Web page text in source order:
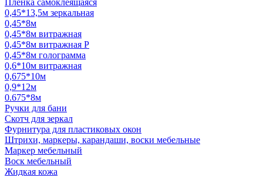
Пленка самоклеящаяся
0,45*13,5м зеркальная
0,45*8м
0,45*8м витражная
0,45*8м витражная Р
0,45*8м голограмма
0,6*10м витражная
0,675*10м
0,9*12м
0.675*8м
Ручки для бани
Скотч для зеркал
Фурнитура для пластиковых окон
Штрихи, маркеры, карандаши, воски мебельные
Маркер мебельный
Воск мебельный
Жидкая кожа